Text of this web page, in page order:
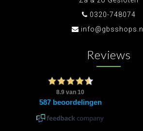
0320-748074
info@gbsshops.nl
Reviews